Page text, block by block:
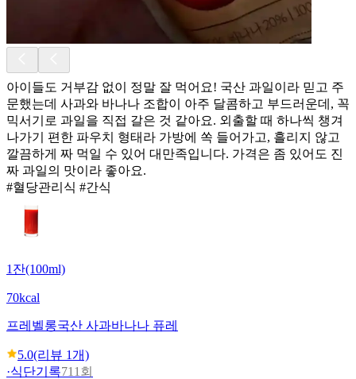
아이들도 거부감 없이 정말 잘 먹어요! 국산 과일이라 믿고 주
문했는데 사과와 바나나 조합이 아주 달콤하고 부드러운데, 꼭
믹서기로 과일을 직접 갈은 것 같아요. 외출할 때 하나씩 챙겨
나가기 편한 파우치 형태라 가방에 쏙 들어가고, 흘리지 않고
깔끔하게 짜 먹일 수 있어 대만족입니다. 가격은 좀 있어도 진
짜 과일의 맛이라 좋아요.
#혈당관리식 #간식
1잔(100ml)
70kcal
프레벨롱국산 사과바나나 퓨레
5.0(리뷰 1개)
·식단기록711회